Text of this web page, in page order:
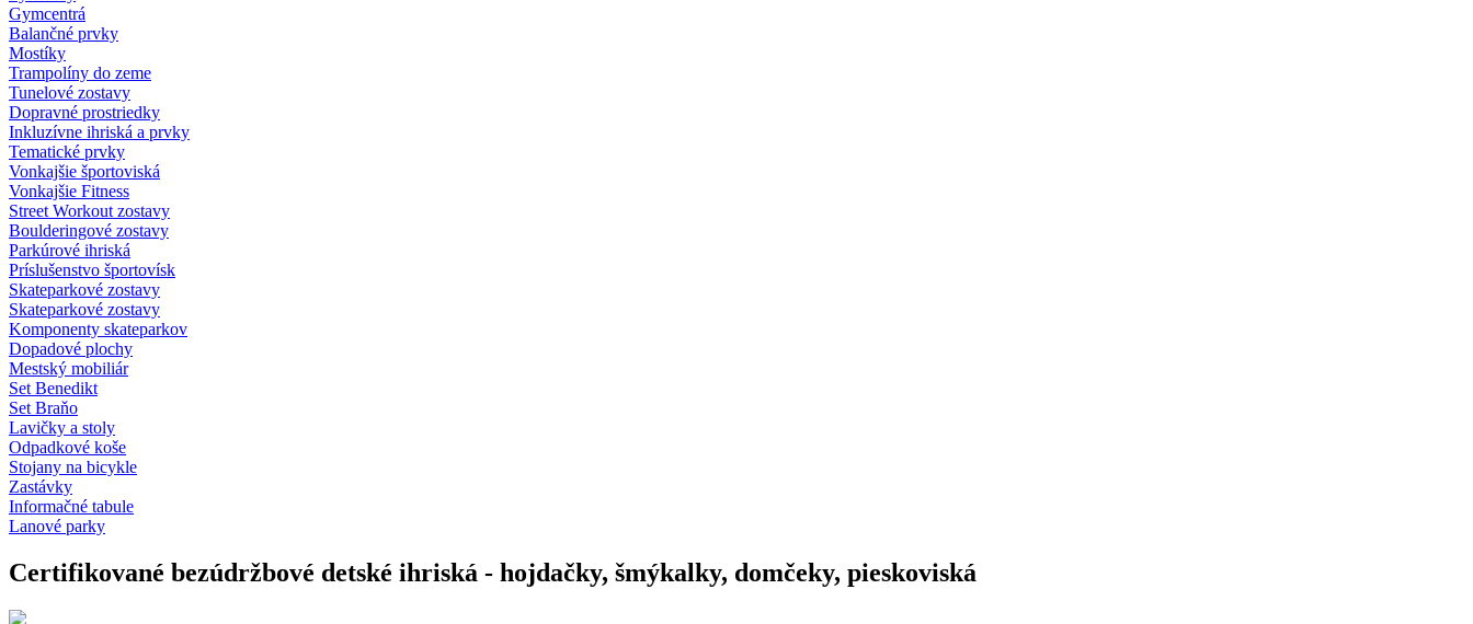
Gymcentrá
Balančné prvky
Mostíky
Trampolíny do zeme
Tunelové zostavy
Dopravné prostriedky
Inkluzívne ihriská a prvky
Tematické prvky
Vonkajšie športoviská
Vonkajšie Fitness
Street Workout zostavy
Boulderingové zostavy
Parkúrové ihriská
Príslušenstvo športovísk
Skateparkové zostavy
Skateparkové zostavy
Komponenty skateparkov
Dopadové plochy
Mestský mobiliár
Set Benedikt
Set Braňo
Lavičky a stoly
Odpadkové koše
Stojany na bicykle
Zastávky
Informačné tabule
Lanové parky
Certifikované bezúdržbové detské ihriská - hojdačky, šmýkalky, domčeky, pieskoviská